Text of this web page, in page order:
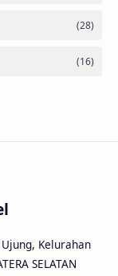
Ujung, Kelurahan
SELATAN